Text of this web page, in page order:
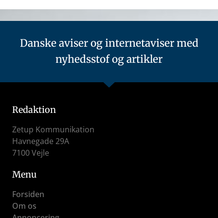
Danske aviser og internetaviser med
nyhedsstof og artikler
Redaktion
Zetup Kommunikation
Havnegade 29A
7100 Vejle
Menu
Forsiden
Om os